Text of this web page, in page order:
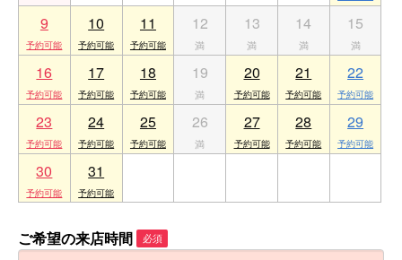
9 10 11 12 13 14 15
16 17 18 19 20 21 22
23 24 25 26 27 28 29
30 31
ご希望の来店時間 必須